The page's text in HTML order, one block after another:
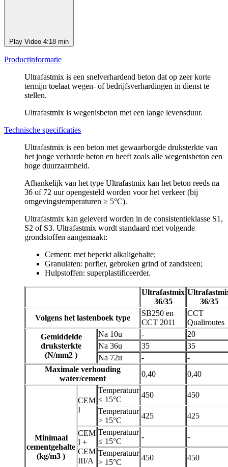
Play Video 4:18 min
Productinformatie
Ultrafastmix is een snelverhardend beton dat op zeer korte
termijn toelaat wegen- of bedrijfsverhardingen in dienst te
stellen.
Ultrafastmix is wegenisbeton met een lange levensduur.
Technische specificaties
Ultrafastmix is een beton met gewaarborgde druksterkte van
het jonge verharde beton en heeft zoals alle wegenisbeton een
hoge duurzaamheid.
Afhankelijk van het type Ultrafastmix kan het beton reeds na
36 of 72 uur opengesteld worden voor het verkeer (bij
omgevingstemperaturen ≥ 5°C).
Ultrafastmix kan geleverd worden in de consistentieklasse S1,
S2 of S3. Ultrafastmix wordt standaard met volgende
grondstoffen aangemaakt:
Cement: met beperkt alkaligehalte;
Granulaten: porfier, gebroken grind of zandsteen;
Hulpstoffen: superplastificeerder.
Ultrafastmix
36/35
36/35
Volgens het lastenboek type
SB250 en
CCT 2011
CCT
Qualiroutes
Gemiddelde
druksterkte
(N/mm2 )
Na 10u -
20
Na 36u
35
35
Na 72u
-
-
Maximale verhouding
water/cement
0,40 0,40
Minimaal
cementgehalte
(kg/m3 )
CEM
I
Temperatuur
≤ 15°C
450
450
Temperatuur
> 15°C
425
425
CEM
I +
CEM
III/A
Temperatuur
≤ 15°C
-
-
Temperatuur
> 15°C
450 450